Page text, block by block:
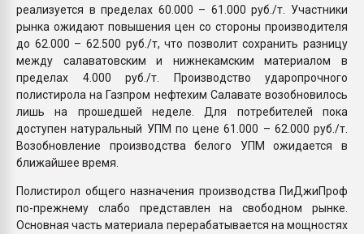
реализуется в пределах 60.000 – 61.000 руб./т. Участники
рынка ожидают повышения цен со стороны производителя
до 62.000 – 62.500 руб./т, что позволит сохранить разницу
между салаватовским и нижнекамским материалом в
пределах 4.000 руб./т. Производство ударопрочного
полистирола на Газпром нефтехим Салавате возобновилось
лишь на прошедшей неделе. Для потребителей пока
доступен натуральный УПМ по цене 61.000 – 62.000 руб./т.
Возобновление производства белого УПМ ожидается в
ближайшее время.
Полистирол общего назначения производства ПиДжиПроф
по-прежнему слабо представлен на свободном рынке.
Основная часть материала перерабатывается на мощностях